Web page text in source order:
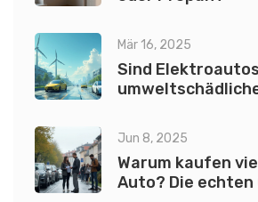
Mär 16, 2025
Sind Elektroautos
Jun 8, 2025
Warum kaufen
Auto? Die echten